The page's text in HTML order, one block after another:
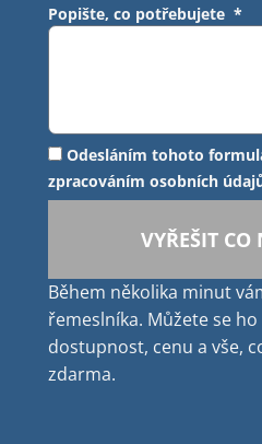
Popište, co potřebujete *
Odesláním tohoto
zpracováním osobních
VYŘEŠIT CO
Během několika minut
řemeslníka. Můžete se
dostupnost, cenu a vše,
zdarma.